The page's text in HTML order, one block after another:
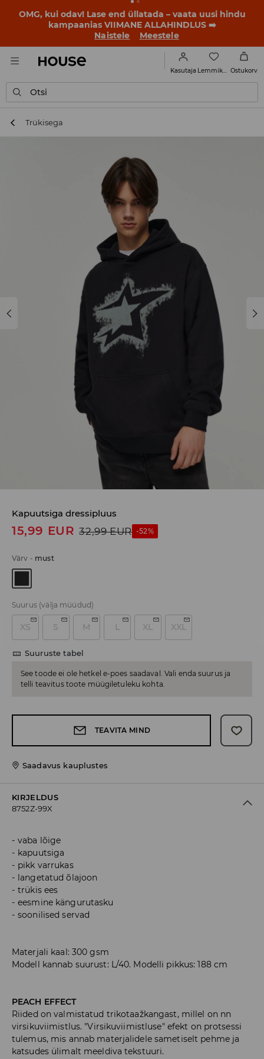
OMG, kui odav! Lase end üllatada – vaata uusi hindu
kampaanias VIIMANE ALLAHINDLUS ➡️
Naistele
Meestele
Kasutaja Ostukorv
Otsi
Trükisega
Kapuutsiga dressipluus
15,99 EUR 32,99 EUR -52%
Värv - must
Suurus (välja müüdud)
XS S M L XL XXL
Suuruste tabel
See toode ei ole hetkel e-poes saadaval. Vali enda suurus ja
telli teavitus toote müügiletuleku kohta.
TEAVITA MIND
Saadavus kauplustes
KIRJELDUS
8752Z-99X
vaba lõige
kapuutsiga
pikk varrukas
langetatud õlajoon
trükis ees
eesmine kängurutasku
soonilised servad
Materjali kaal: 300 gsm
Modell kannab suurust: L/40. Modelli pikkus: 188 cm
PEACH EFFECT
Riided on valmistatud trikotaažkangast, millel on nn
virsikuviimistlus. "Virsikuviimistluse" efekt on protsessi
tulemus, mis annab materjalidele sametiselt pehme ja
katsudes ülimalt meeldiva tekstuuri.